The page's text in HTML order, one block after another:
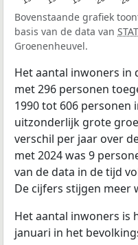
Bovenstaande grafiek
basis van de data van
Groenenheuvel.
Het aantal inwoners in
met 296 personen
1990 tot 606 personen
uitzonderlijk grote
verschil per jaar over
met 2024 was 9
van de data in de tijd
De cijfers stijgen meer
Het aantal inwoners is
januari in het